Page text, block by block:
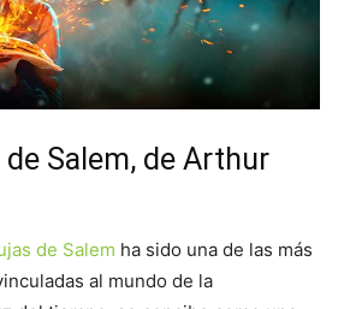
Salem, de Arthur
de Salem ha sido una de las más
al mundo de la